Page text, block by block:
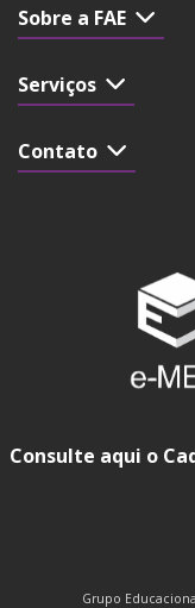
Sobre a FAE
Serviços
Contato
Consulte aqui o
Grupo